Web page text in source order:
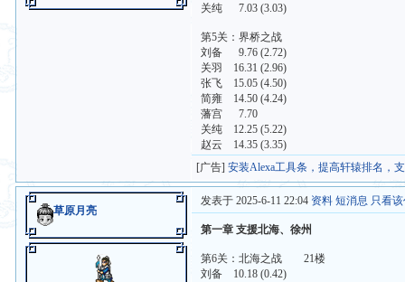
关纯 7.03 (3.03)
第5关：界桥之战
刘备 9.76 (2.72)
关羽 16.31 (2.96)
张飞 15.05 (4.50)
简雍 14.50 (4.24)
藩宫 7.70
关纯 12.25 (5.22)
赵云 14.35 (3.35)
[广告]安装Alexa工具条，提高轩辕排名，
草原月亮
发表于 2025-6-11 22:04 资料 短消息 只看
第一章 支援北海、徐州
第6关：北海之战 21楼
刘备 10.18 (0.42)